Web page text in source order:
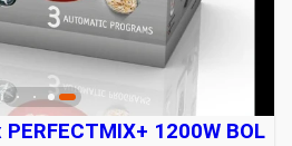
1200W BOL